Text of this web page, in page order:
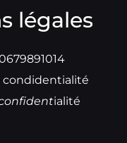
légales
condidentialité
ialité